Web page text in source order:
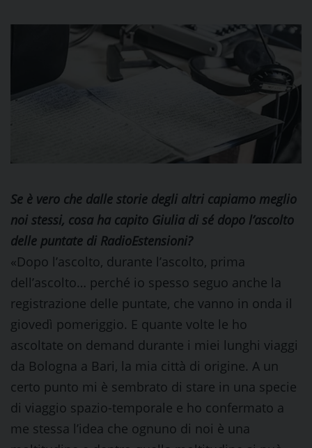
Se è vero che dalle storie degli altri capiamo meglio
noi stessi, cosa ha capito Giulia di sé dopo l’ascolto
delle puntate di RadioEstensioni?
«Dopo l’ascolto, durante l’ascolto, prima
dell’ascolto… perché io spesso seguo anche la
registrazione delle puntate, che vanno in onda il
giovedì pomeriggio. E quante volte le ho
ascoltate on demand durante i miei lunghi viaggi
da Bologna a Bari, la mia città di origine. A un
certo punto mi è sembrato di stare in una specie
di viaggio spazio-temporale e ho confermato a
me stessa l’idea che ognuno di noi è una